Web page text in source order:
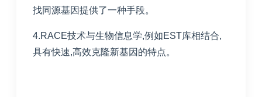
找同源基因提供了一种手段。
4.RACE技术与生物信息学,例如EST库相结合,
具有快速,高效克隆新基因的特点。